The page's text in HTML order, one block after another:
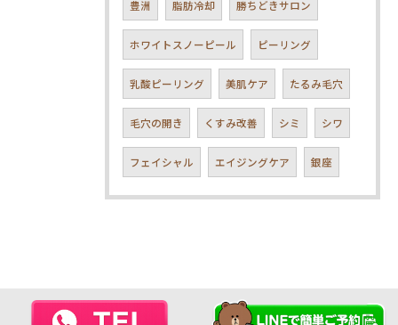
豊洲 脂肪冷却 勝ちどきサロン
ホワイトスノーピール ピーリング
乳酸ピーリング 美肌ケア たるみ毛穴
毛穴の開き くすみ改善 シミ シワ
フェイシャル エイジングケア 銀座